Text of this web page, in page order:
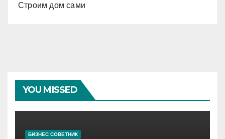
Строим дом сами
YOU MISSED
БИЗНЕС СОВЕТНИК